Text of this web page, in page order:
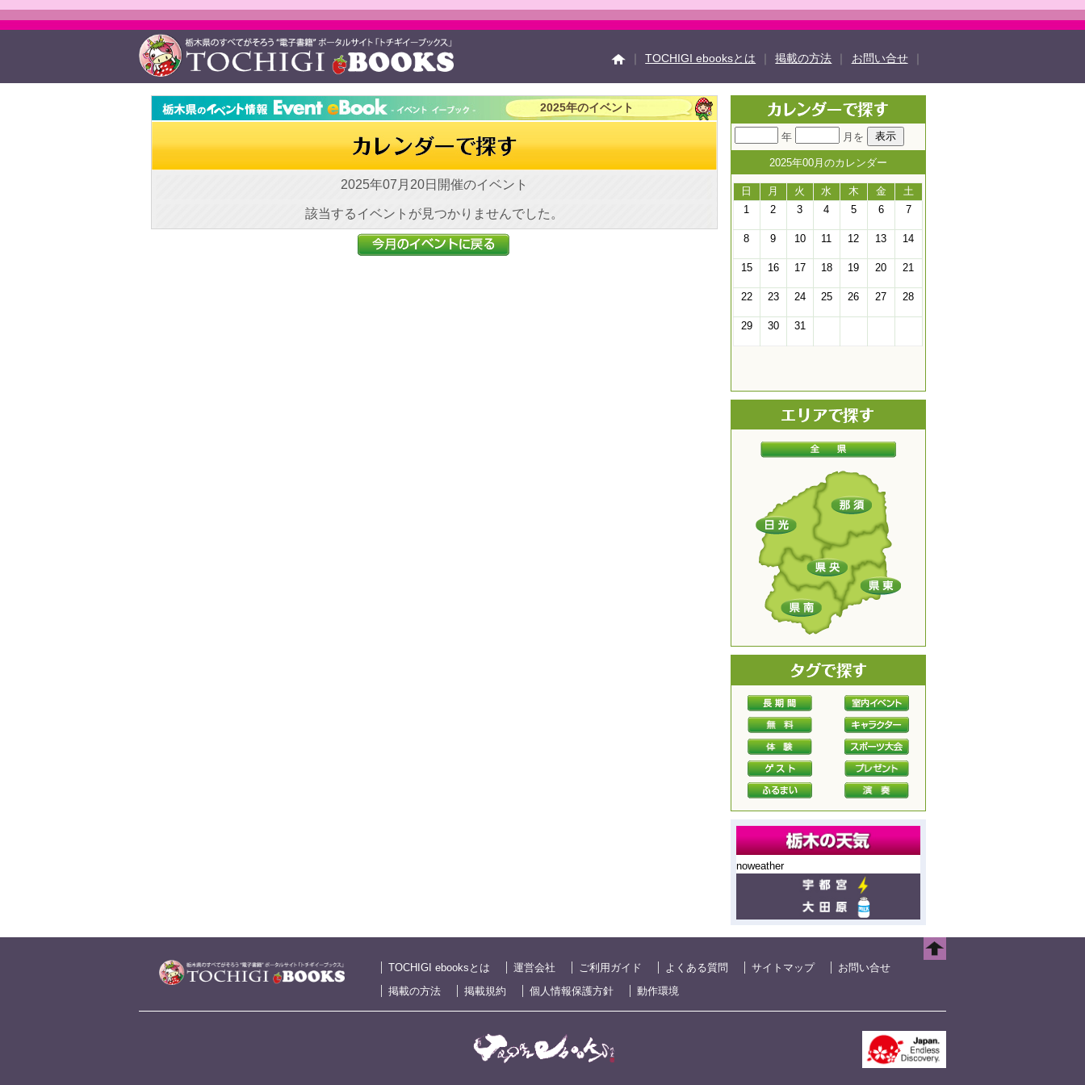
TOCHIGI ebooksとは 掲載の方法 お問い合せ
イベント情報 Facebook
twitter
TOCHIGI ebooksとは
運営会社
ご利用ガイド よくある質問
サイトマップ
お問い合せ
掲載の方法 掲載規約 個人情報保護方針
2025年のイベント
2025年07月20日開催のイベント
該当するイベントが見つかりませんでした。
年 月を
2025年00月のカレンダー
日 月 火 水 木 金
土
1
2 3 4 5 6 7
8 9 10 11 12 13 14
15 16 17 18 19 20 21
22 23 24 25 26 27 28
29 30 31
noweather
TOCHIGI ebooksとは 運営会社 ご利用ガイド よくある質問 サイトマップ
お問い合せ
掲載の方法
掲載規約 個人情報保護方針 動作環境